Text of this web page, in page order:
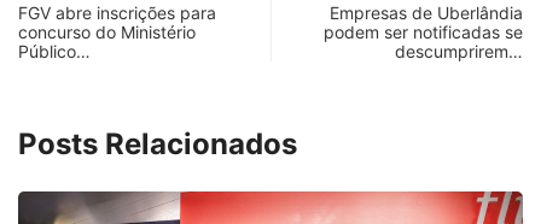
FGV abre inscrições para
concurso do Ministério
Público…
Empresas de Uberlândia
podem ser notificadas se
descumprirem…
Posts Relacionados